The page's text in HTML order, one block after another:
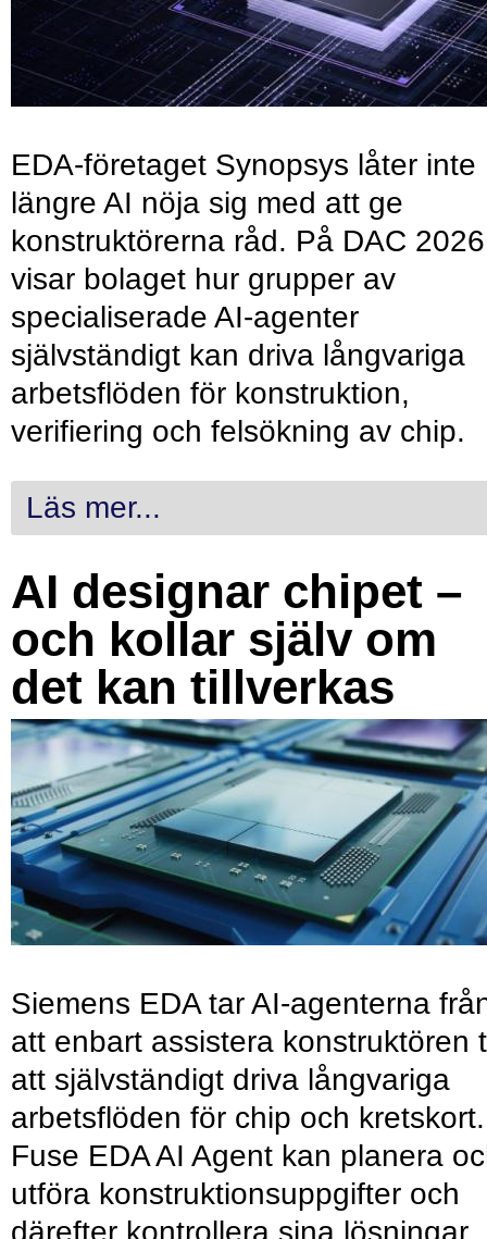
EDA-företaget Synopsys låter inte
längre AI nöja sig med att ge
konstruktörerna råd. På DAC 2026
visar bolaget hur grupper av
specialiserade AI-agenter
självständigt kan driva långvariga
arbetsflöden för konstruktion,
verifiering och felsökning av chip.
Läs mer...
AI designar chipet –
och kollar själv om
det kan tillverkas
Siemens EDA tar AI-agenterna
att enbart assistera konstruktören
att självständigt driva långvariga
arbetsflöden för chip och kretskort.
Fuse EDA AI Agent kan planera
utföra konstruktionsuppgifter och